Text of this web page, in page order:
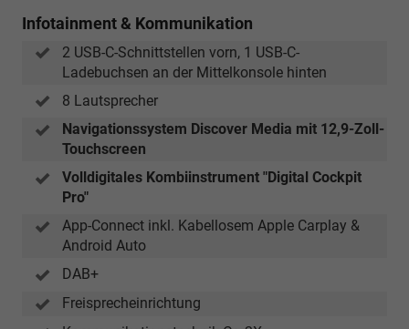
Infotainment & Kommunikation
2 USB-C-Schnittstellen vorn, 1 USB-C-
Ladebuchsen an der Mittelkonsole hinten
8 Lautsprecher
Navigationssystem Discover Media mit 12,9-Zoll-
Touchscreen
Volldigitales Kombiinstrument "Digital Cockpit
Pro"
App-Connect inkl. Kabellosem Apple Carplay &
Android Auto
DAB+
Freisprecheinrichtung